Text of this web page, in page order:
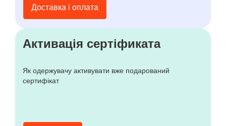
Доставка і оплата
Активація сертіфиката
Як одержувачу активувати вже подарований
сертифікат